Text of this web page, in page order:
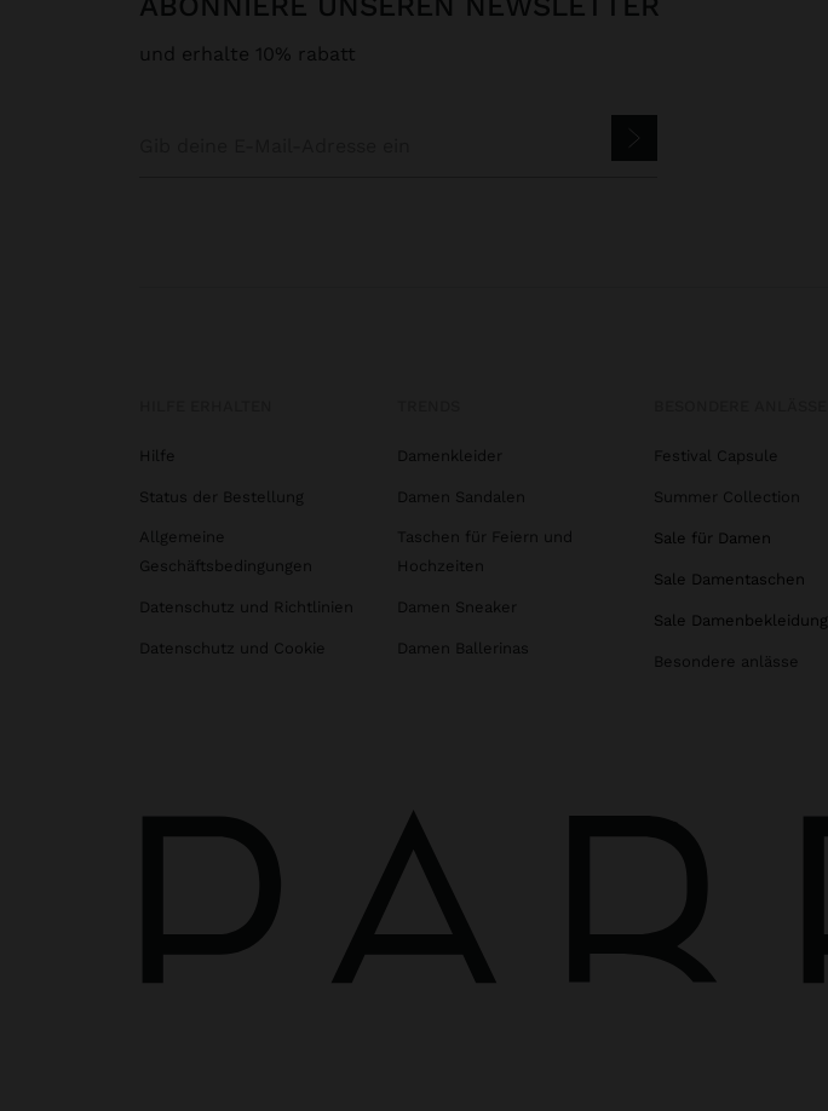
und erhalte 10% rabatt
Hilfe
Status der Bestellung
Allgemeine
Geschäftsbedingungen
Datenschutz und Richtlinien
Datenschutz und Cookie
Damenkleider
Damen Sandalen
Taschen für Feiern und
Hochzeiten
Damen Sneaker
Damen Ballerinas
Festival Capsule
Summer Collection
Sale für Damen
Sale Damentaschen
Sale Damenbekleidung
Besondere anlässe